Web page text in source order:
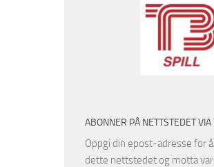
ABONNER PÅ NETTSTEDET VIA
Oppgi din epost-adresse for
dette nettstedet og motta